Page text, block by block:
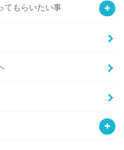
てもらいたい事